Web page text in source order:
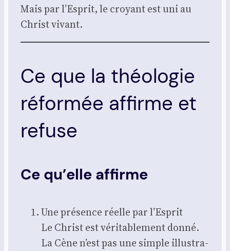
Mais par l’Esprit, le croyant est uni au
Christ vivant.
Ce que la théologie
réformée affirme et
refuse
Ce qu’elle affirme
Une pré­sence réelle par l’Esprit
Le Christ est véri­ta­ble­ment don­né.
La Cène n’est pas une simple illus­tra­